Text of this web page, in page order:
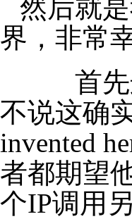
然后就
界，非常
首先这
不说这确
invented
者都期望
个IP调用